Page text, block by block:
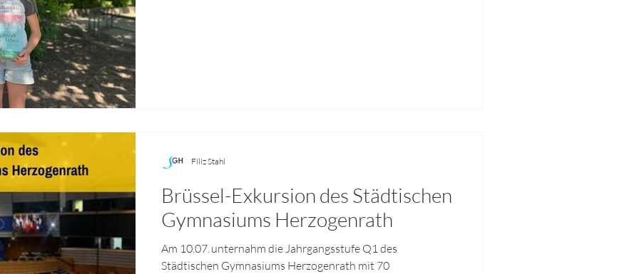
Brüssel-Exkursion des Städtischen
Gymnasiums Herzogenrath
Am 10.07. unternahm die Jahrgangsstufe Q1 des
Städtischen Gymnasiums Herzogenrath mit 70
Filiz Stahl